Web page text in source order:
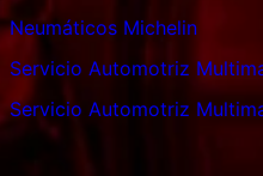
Neumáticos Michelin
Servicio Automotriz
Servicio Automotriz